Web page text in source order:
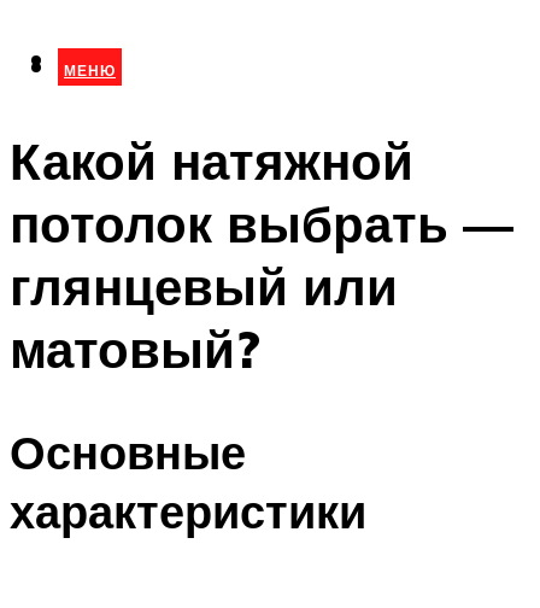
МЕНЮ
МЕНЮ
Какой натяжной
потолок выбрать —
глянцевый или
матовый?
Основные
характеристики